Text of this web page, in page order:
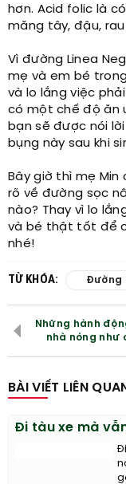
hơn. Acid folic là
măng tây, đậu,
Vì đường Linea
mẹ và em bé
và lo lắng việc
có một chế độ ăn
bạn sẽ được nói
bụng này sau khi
Bây giờ thì mẹ
rõ về đường sọc
nào? Thay vì lo
và bé thật tốt để
nhé!
TỪ KHÓA: Đường
Những hành
nhà nóng như
BÀI VIẾT LIÊN QUAN
Đi tàu xe mà